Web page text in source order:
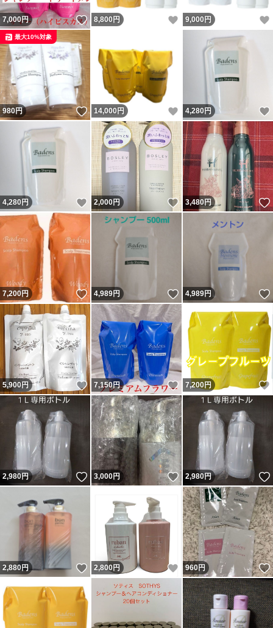
7,000円 いいね！
8,800 円 いいね！
9,000 円
980円 いいね！
最大10%対象
14,000 円 いいね！
4,280円
4,280円 いいね！
2,000円 いいね！
3,480円
7,200円 いいね！
4,989円 いいね！
4,989円
5,900円 いいね！
7,150円 いいね！
7,200円
2,980円 いいね！
3,000円 いいね！
2,980円
2,880円 いいね！
2,800円 いいね！
960円